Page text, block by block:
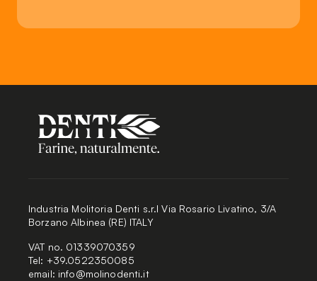
Industria Molitoria Denti s.r.l Via Rosario Livatino, 3/A
Borzano Albinea (RE) ITALY
VAT no. 01339070359
Tel: +39.0522350085
email: info@molinodenti.it